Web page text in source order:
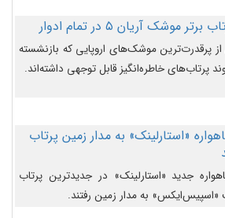
است و قرار است افشاگران یوفوها هفته آینده
آنها شهادت دهند.
پرقدرت‌ترین موشک‌های اروپایی که بازنشسته
پرتاب‌های خاطره‌انگیز قابل توجهی داشته‌اند.
ماهواره «استارلینک» به مدار زمین پرتاب
ماهواره جدید «استارلینک» در جدیدترین پرتاب
به مدار زمین رفتند.